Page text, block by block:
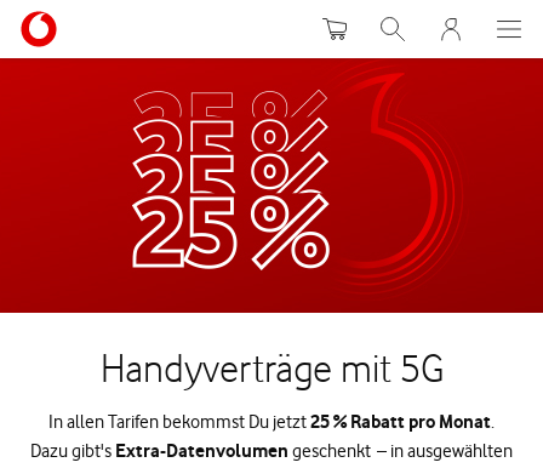
WarenkorbSuche MeinVodafone
Handyverträge mit 5G
In allen Tarifen bekommst Du jetzt25 % Rabatt pro Monat.
Dazu gibt's Extra-Datenvolumen geschenkt – in ausgewählten